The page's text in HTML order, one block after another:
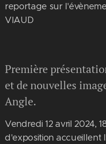
reportage sur
VIAUD
Première
et de nouvelles
Angle.
Vendredi 12 avril 2024,
d'exposition accueillent